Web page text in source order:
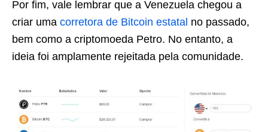
Por fim, vale lembrar que a Venezuela chegou a
criar uma corretora de Bitcoin estatal no passado,
bem como a criptomoeda Petro. No entanto, a
ideia foi amplamente rejeitada pela comunidade.